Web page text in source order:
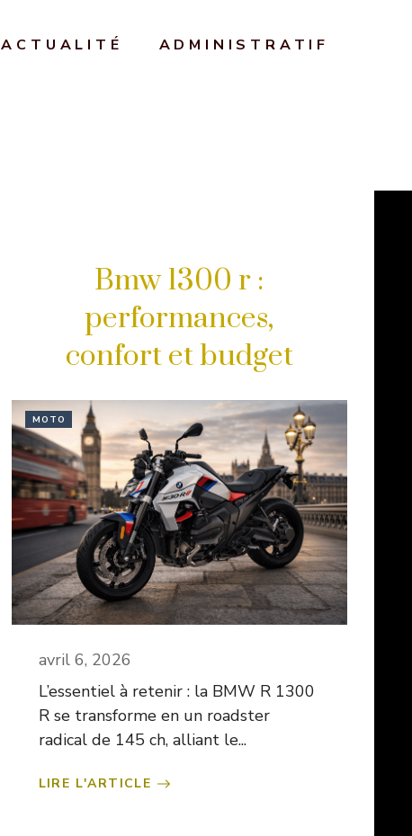
ACTUALITÉ ADMINISTRATIF
Bmw 1300 r :
performances,
confort et budget
MOTO
avril 6, 2026
L’essentiel à retenir : la BMW R 1300
R se transforme en un roadster
radical de 145 ch, alliant le...
LIRE L'ARTICLE